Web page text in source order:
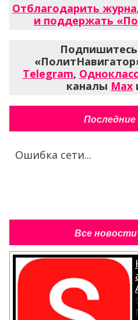
Отблагодарить
и поддержать
Telegram,
каналы Max
Ошибка сети...
Все новости